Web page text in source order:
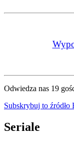
Odwiedza nas 19
Subskrybuj to źródło
Seriale